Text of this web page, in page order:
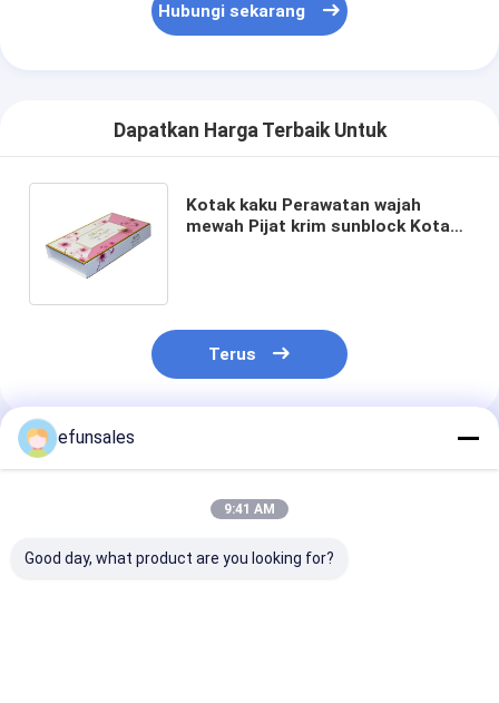
Hubungi sekarang
Dapatkan Harga Terbaik Untuk
Kotak kaku Perawatan wajah
mewah Pijat krim sunblock Kotak
Terus
Rekomendasi Produk
efunsales
9:41 AM
Good day, what product are you looking for?